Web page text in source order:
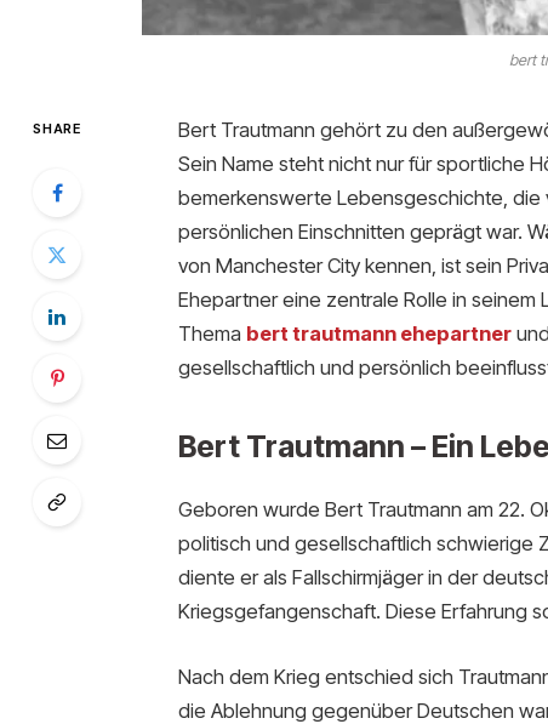
bert
SHARE
Bert Trautmann gehört zu den
Sein Name steht nicht nur für sportliche
bemerkenswerte Lebensgeschichte, die
persönlichen Einschnitten geprägt war.
von Manchester City kennen, ist sein
Ehepartner eine zentrale Rolle in seinem
Thema bert trautmann ehepartner
gesellschaftlich und persönlich
Bert Trautmann – Ein
Geboren wurde Bert Trautmann am 22.
politisch und gesellschaftlich schwierige
diente er als Fallschirmjäger in der
Kriegsgefangenschaft. Diese Erfahrung
Nach dem Krieg entschied sich
die Ablehnung gegenüber Deutschen